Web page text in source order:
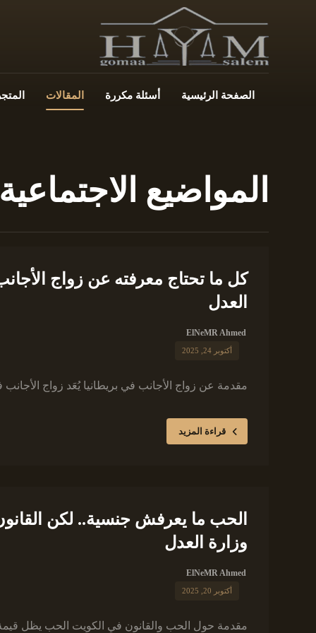
الصفحة الرئيسية أسئلة مكررة المقالات
المواضيع الاجتماعية
كل ما تحتاج معرفته عن زواج
العدل
ElNeMR Ahmed
أكتوبر 24, 2025
مقدمة عن زواج الأجانب في بريطانيا يُعَد زواج
قراءة المزيد
الحب ما يعرفش جنسية.. لكن
وزارة العدل
ElNeMR Ahmed
أكتوبر 20, 2025
مقدمة حول الحب والقانون في الكويت الحب يظل قيمة